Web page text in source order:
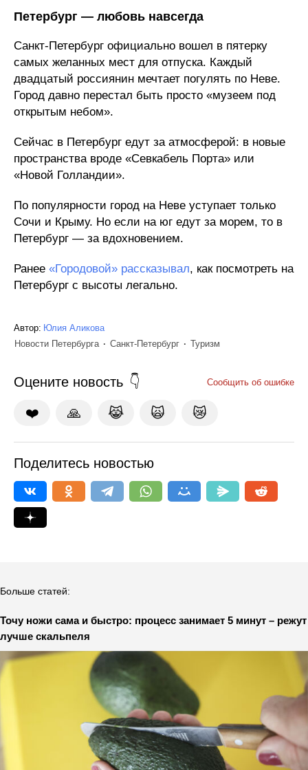
Петербург — любовь навсегда
Санкт-Петербург официально вошел в пятерку
самых желанных мест для отпуска. Каждый
двадцатый россиянин мечтает погулять по Неве.
Город давно перестал быть просто «музеем под
открытым небом».
Сейчас в Петербург едут за атмосферой: в новые
пространства вроде «Севкабель Порта» или
«Новой Голландии».
По популярности город на Неве уступает только
Сочи и Крыму. Но если на юг едут за морем, то в
Петербург — за вдохновением.
Ранее «Городовой» рассказывал, как посмотреть на
Петербург с высоты легально.
Автор: Юлия Аликова
Новости Петербурга
Санкт-Петербург Туризм
Оцените новость Сообщить об ошибке
❤️ 🙏 😹 🙀 😿
Поделитесь новостью
Больше статей:
Точу ножи сама и быстро: процесс занимает 5 минут – режут
лучше скальпеля